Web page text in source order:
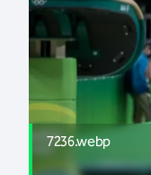
7236.webp